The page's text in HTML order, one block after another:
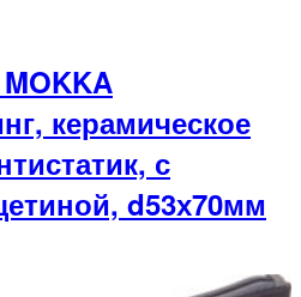
керамическое
с
d53х70мм